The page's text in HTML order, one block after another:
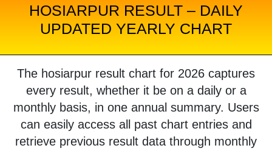
HOSIARPUR RESULT – DAILY
UPDATED YEARLY CHART
The hosiarpur result chart for 2026 captures
every result, whether it be on a daily or a
monthly basis, in one annual summary. Users
can easily access all past chart entries and
retrieve previous result data through monthly